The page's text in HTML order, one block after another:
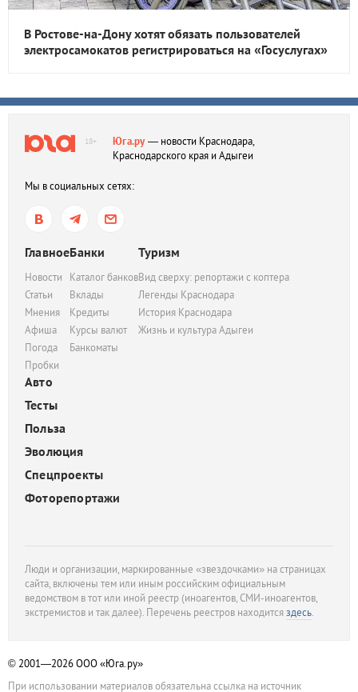
В Ростове-на-Дону хотят обязать пользователей
электросамокатов регистрироваться на «Госуслугах»
18+ Юга.ру— новости Краснодара,
Краснодарского края и Адыгеи
Мы в социальных сетях:
Главное
Новости
Статьи
Мнения
Афиша
Погода
Пробки
Банки
Каталог банков
Вклады
Кредиты
Курсы валют
Банкоматы
Туризм
Вид сверху: репортажи с коптера
Легенды Краснодара
История Краснодара
Жизнь и культура Адыгеи
Авто
Тесты
Польза
Эволюция
Спецпроекты
Фоторепортажи
Люди и организации, маркированные «звездочками» на страницах
сайта, включены тем или иным российским официальным
ведомством в тот или иной реестр (иноагентов, СМИ-иноагентов,
экстремистов и так далее). Перечень реестров находитсяздесь.
© 2001—2026ООО «Юга.ру»
При использовании материалов обязательна ссылка на источник